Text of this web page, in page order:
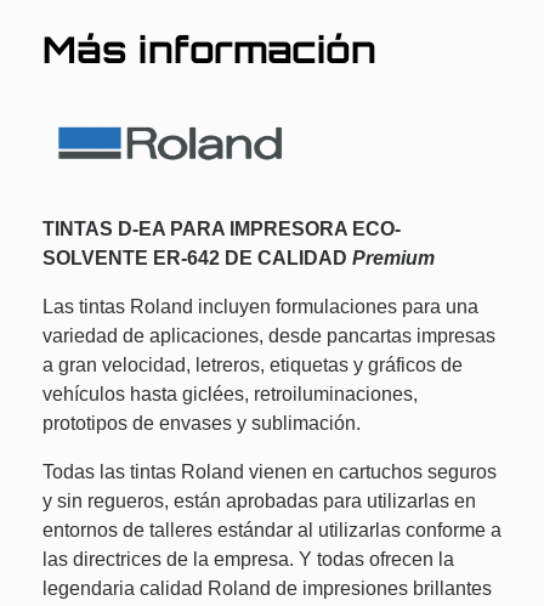
Más información
TINTAS D-EA PARA IMPRESORA ECO-
SOLVENTE ER-642 DE CALIDAD Premium
Las tintas Roland incluyen formulaciones para una
variedad de aplicaciones, desde pancartas impresas
a gran velocidad, letreros, etiquetas y gráficos de
vehículos hasta giclées, retroiluminaciones,
prototipos de envases y sublimación.
Todas las tintas Roland vienen en cartuchos seguros
y sin regueros, están aprobadas para utilizarlas en
entornos de talleres estándar al utilizarlas conforme a
las directrices de la empresa. Y todas ofrecen la
legendaria calidad Roland de impresiones brillantes